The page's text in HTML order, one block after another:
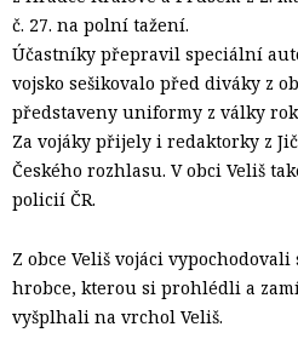
č. 27. na polní tažení.
Účastníky přepravil speciální
vojsko sešikovalo před diváky z
představeny uniformy z války
Za vojáky přijely i redaktorky z
Českého rozhlasu. V obci Veliš
policií ČR.
Z obce Veliš vojáci
hrobce, kterou si prohlédli a
vyšplhali na vrchol Veliš.